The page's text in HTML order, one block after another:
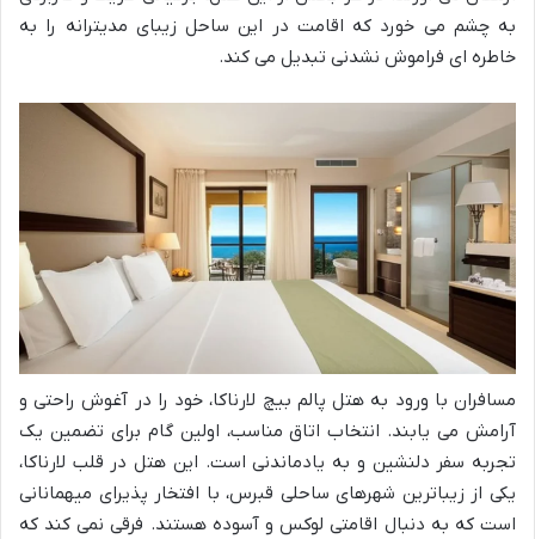
به چشم می خورد که اقامت در این ساحل زیبای مدیترانه را به
خاطره ای فراموش نشدنی تبدیل می کند.
مسافران با ورود به هتل پالم بیچ لارناکا، خود را در آغوش راحتی و
آرامش می یابند. انتخاب اتاق مناسب، اولین گام برای تضمین یک
تجربه سفر دلنشین و به یادماندنی است. این هتل در قلب لارناکا،
یکی از زیباترین شهرهای ساحلی قبرس، با افتخار پذیرای میهمانانی
است که به دنبال اقامتی لوکس و آسوده هستند. فرقی نمی کند که